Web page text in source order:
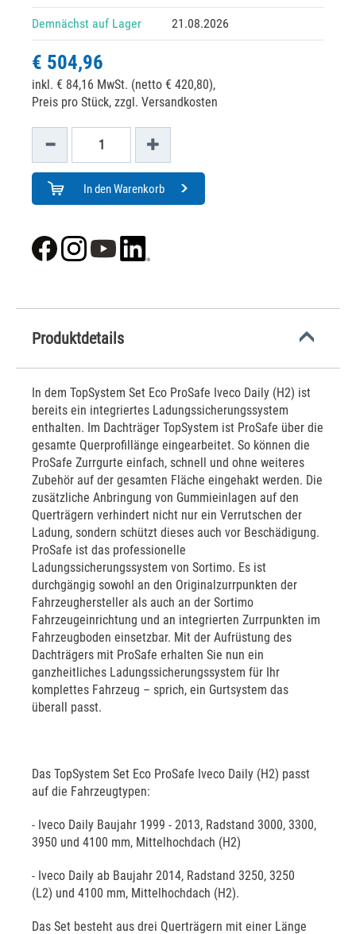
Demnächst auf Lager 21.08.2026
€ 504,96
inkl. € 84,16 MwSt. (netto € 420,80),
Preis pro Stück, zzgl. Versandkosten
In den Warenkorb
Produktdetails
In dem TopSystem Set Eco ProSafe Iveco Daily (H2) ist
bereits ein integriertes Ladungssicherungssystem
enthalten. Im Dachträger TopSystem ist ProSafe über die
gesamte Querprofillänge eingearbeitet. So können die
ProSafe Zurrgurte einfach, schnell und ohne weiteres
Zubehör auf der gesamten Fläche eingehakt werden. Die
zusätzliche Anbringung von Gummieinlagen auf den
Querträgern verhindert nicht nur ein Verrutschen der
Ladung, sondern schützt dieses auch vor Beschädigung.
ProSafe ist das professionelle
Ladungssicherungssystem von Sortimo. Es ist
durchgängig sowohl an den Originalzurrpunkten der
Fahrzeughersteller als auch an der Sortimo
Fahrzeugeinrichtung und an integrierten Zurrpunkten im
Fahrzeugboden einsetzbar. Mit der Aufrüstung des
Dachträgers mit ProSafe erhalten Sie nun ein
ganzheitliches Ladungssicherungssystem für Ihr
komplettes Fahrzeug – sprich, ein Gurtsystem das
überall passt.
Das TopSystem Set Eco ProSafe Iveco Daily (H2) passt
auf die Fahrzeugtypen:
- Iveco Daily Baujahr 1999 - 2013, Radstand 3000, 3300,
3950 und 4100 mm, Mittelhochdach (H2)
- Iveco Daily ab Baujahr 2014, Radstand 3250, 3250
(L2) und 4100 mm, Mittelhochdach (H2).
Das Set besteht aus drei Querträgern mit einer Länge